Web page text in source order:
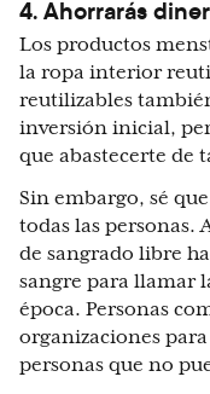
4. Ahorrarás
Los productos
la ropa interior
reutilizables
inversión inicial,
que abastecerte de
Sin embargo, sé
todas las personas.
de sangrado libre
sangre para llamar
época. Personas
organizaciones
personas que no